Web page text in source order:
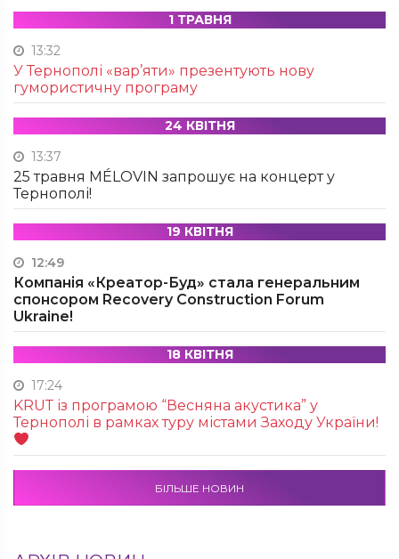
1 ТРАВНЯ
13:32
У Тернополі «вар’яти» презентують нову
гумористичну програму
24 КВІТНЯ
13:37
25 травня MÉLOVIN запрошує на концерт у
Тернополі!
19 КВІТНЯ
12:49
Компанія «Креатор-Буд» стала генеральним
спонсором Recovery Construction Forum
Ukraine!
18 КВІТНЯ
17:24
KRUТ із програмою “Весняна акустика” у
Тернополі в рамках туру містами Заходу України!
БІЛЬШЕ НОВИН